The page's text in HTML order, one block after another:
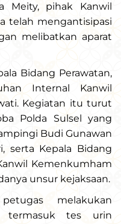
Meity, pihak Kanwil
telah mengantisipasi
melibatkan aparat
Bidang Perawatan,
Internal Kanwil
Kegiatan itu turut
Polda Sulsel yang
Budi Gunawan
serta Kepala Bidang
Kemenkumham
unsur kejaksaan.
melakukan
termasuk tes urin